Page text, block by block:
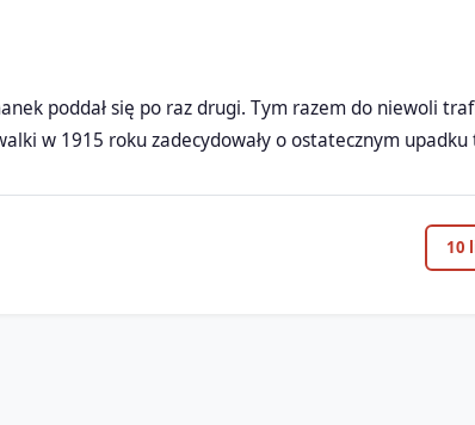
poddał się po raz drugi. Tym razem do niewoli
w 1915 roku zadecydowały o ostatecznym
10